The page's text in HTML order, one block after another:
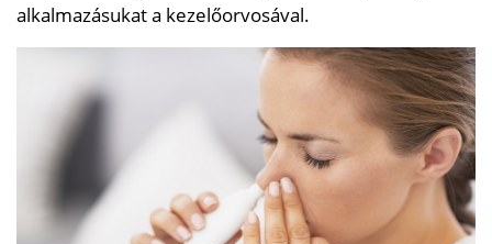
alkalmazásukat a kezelőorvosával.